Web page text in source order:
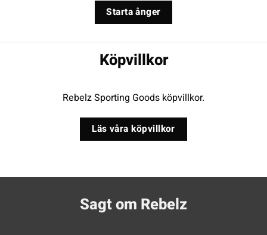
Starta ånger
Köpvillkor
Rebelz Sporting Goods köpvillkor.
Läs våra köpvillkor
Sagt om Rebelz